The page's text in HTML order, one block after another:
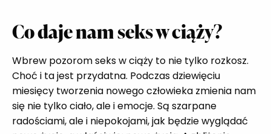
Co daje nam seks w ciąży?
Wbrew pozorom seks w ciąży to nie tylko rozkosz.
Choć i ta jest przydatna. Podczas dziewięciu
miesięcy tworzenia nowego człowieka zmienia nam
się nie tylko ciało, ale i emocje. Są szarpane
radościami, ale i niepokojami, jak będzie wyglądać